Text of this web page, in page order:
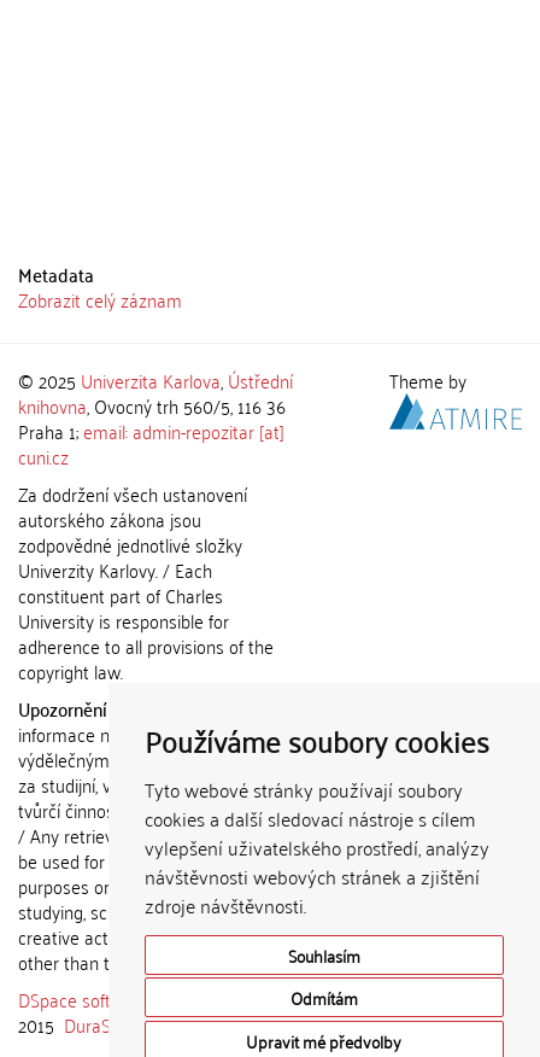
Používáme soubory cookies
Tyto webové stránky používají soubory
cookies a další sledovací nástroje s cílem
vylepšení uživatelského prostředí, analýzy
návštěvnosti webových stránek a zjištění
zdroje návštěvnosti.
Souhlasím
Odmítám
Upravit mé předvolby
Metadata
Zobrazit celý záznam
© 2025 Univerzita Karlova,Ústřední
knihovna, Ovocný trh 560/5, 116 36
Praha 1;email: admin-repozitar [at]
cuni.cz
Za dodržení všech ustanovení
autorského zákona jsou
zodpovědné jednotlivé složky
Univerzity Karlovy. / Each
constituent part of Charles
University is responsible for
adherence to all provisions of the
copyright law.
Upozornění / Notice:
informace nemohou být použity k
výdělečným účelům nebo vydávány
za studijní, vědeckou nebo jinou
tvůrčí činnost jiné osoby než autora.
/ Any retrieved information shall not
be used for any commercial
purposes or claimed as results of
studying, scientific or any other
creative activities of any person
other than the author.
DSpace software
copyright © 2002-
2015 DuraSpace
Theme by